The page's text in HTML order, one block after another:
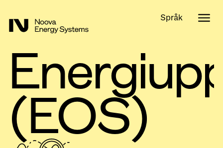
(EOS)
Språk